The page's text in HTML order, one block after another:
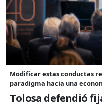
Modificar estas conductas
paradigma hacia una
Tolosa defendió